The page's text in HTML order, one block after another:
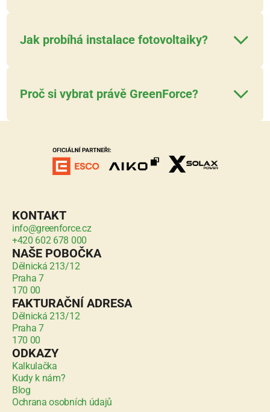
Jak probíhá instalace fotovoltaiky?
Proč si vybrat právě GreenForce?
KONTAKT
info@greenforce.cz
+420 602 678 000
NAŠE POBOČKA
Dělnická 213/12
Praha 7
170 00
FAKTURAČNÍ ADRESA
Dělnická 213/12
Praha 7
170 00
ODKAZY
Kalkulačka
Kudy k nám?
Blog
Ochrana osobních údajů